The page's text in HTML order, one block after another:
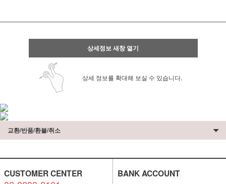
상세정보 새창 열기
상세 정보를 확대해 보실 수 있습니다.
교환/반품/환불/취소
CUSTOMER CENTER BANK ACCOUNT